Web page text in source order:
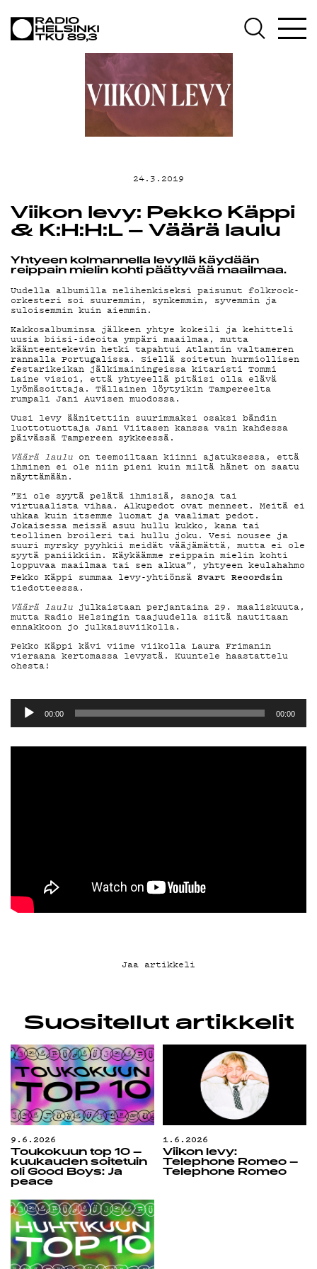
OHJELMAT
TEKIJÄT
ON-
DEMAND
PODCAST
MAINOSTA
G LIVELAB
24.3.2019
Viikon levy: Pekko Käppi
& K:H:H:L – Väärä laulu
Yhtyeen kolmannella levyllä käydään
reippain mielin kohti päättyvää maailmaa.
Uudella albumilla nelihenkiseksi paisunut folkrock-
orkesteri soi suuremmin, synkemmin, syvemmin ja
suloisemmin kuin aiemmin.
Kakkosalbuminsa jälkeen yhtye kokeili ja kehitteli
uusia biisi-ideoita ympäri maailmaa, mutta
käänteentekevin hetki tapahtui Atlantin valtameren
rannalla Portugalissa. Siellä soitetun hurmiollisen
festarikeikan jälkimainingeissa kitaristi Tommi
Laine visioi, että yhtyeellä pitäisi olla elävä
lyömäsoittaja. Tällainen löytyikin Tampereelta
rumpali Jani Auvisen muodossa.
Uusi levy äänitettiin suurimmaksi osaksi bändin
luottotuottaja Jani Viitasen kanssa vain kahdessa
päivässä Tampereen sykkeessä.
Väärä laulu on teemoiltaan kiinni ajatuksessa, että
ihminen ei ole niin pieni kuin miltä hänet on saatu
näyttämään.
”Ei ole syytä pelätä ihmisiä, sanoja tai
virtuaalista vihaa. Alkupedot ovat menneet. Meitä ei
uhkaa kuin itsemme luomat ja vaalimat pedot.
Jokaisessa meissä asuu hullu kukko, kana tai
teollinen broileri tai hullu joku. Vesi nousee ja
suuri myrsky pyyhkii meidät vääjämättä, mutta ei ole
syytä paniikkiin. Käykäämme reippain mielin kohti
loppuvaa maailmaa tai sen alkua”, yhtyeen keulahahmo
Pekko Käppi summaa levy-yhtiönsä Svart Recordsin
tiedotteessa.
Väärä laulu julkaistaan perjantaina 29. maaliskuuta,
mutta Radio Helsingin taajuudella siitä nautitaan
ennakkoon jo julkaisuviikolla.
Pekko Käppi kävi viime viikolla Laura Frimanin
vieraana kertomassa levystä. Kuuntele haastattelu
ohesta!
Äänitoistin
00:00 00:00
Jaa artikkeli
Suositellut artikkelit
9.6.2026
Toukokuun top 10 –
kuukauden soitetuin
oli Good Boys: Ja
peace
1.6.2026
Viikon levy:
Telephone Romeo –
Telephone Romeo